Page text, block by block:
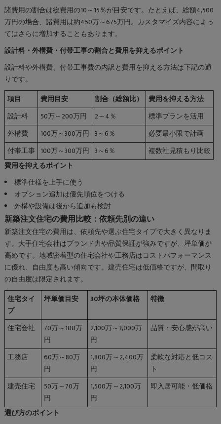
諸費用の割合は総費用の10～15％が目安です。たとえば、総額4,500
万円の場合、諸費用は約450万～675万円。カスタマイズ内容によっ
てはさらに増加することもあります。
設計料・外構費・付帯工事の割合と費用を抑えるポイント
設計料や外構費、付帯工事費の内訳と費用を抑える方法は下記の通
りです。
項目
費用目安 割合（総額比）
費用を抑える方法
設計料
50万～200万円 2～4％
標準プランを活用
外構費
100万～300万円 3～6％
必要最小限で計画
付帯工事 100万～300万円 3～6％
複数社見積もり比較
費用を抑えるポイント
標準仕様を上手に使う
オプション追加は優先順位をつける
外構や設備は後から追加も検討
新築注文住宅の費用比較：依頼先別の違い
新築注文住宅の費用は、依頼先や選ぶ住宅タイプで大きく異なりま
す。大手住宅会社はブランド力や品質保証が強みですが、坪単価が
高めです。地域密着型の住宅会社や工務店はコストパフォーマンス
に優れ、自由度も高い傾向です。建売住宅は低価格ですが、間取り
の自由度は限定されます。
住宅タイ
プ
坪単価目安 30坪の本体価格 特徴
住宅会社
70万～100万
円
2,100万～3,000万
円
品質・安心感が高い
工務店
60万～80万
円
1,800万～2,400万
円
柔軟な対応と低コス
ト
建売住宅
50万～70万
円
1,500万～2,100万
円
即入居可能・低価格
選び方のポイント